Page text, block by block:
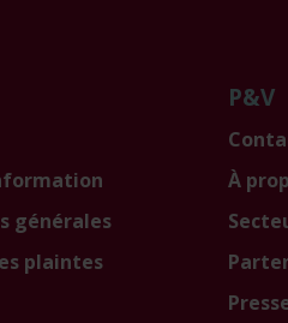
générales
plaintes
P&V
À